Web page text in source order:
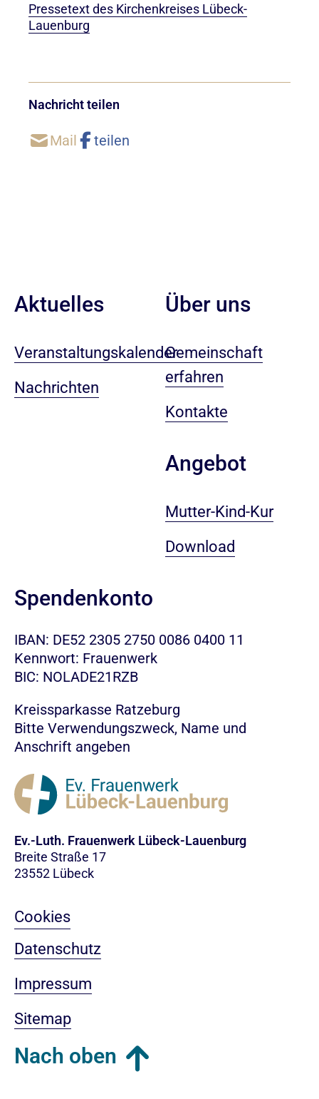
Pressetext des Kirchenkreises Lübeck-
Lauenburg
Nachricht teilen
Aktuelles
Veranstaltungskalender
Nachrichten
Über uns
Gemeinschaft
erfahren
Kontakte
Angebot
Mutter-Kind-Kur
Download
Spendenkonto
IBAN: DE52 2305 2750 0086 0400 11
Kennwort: Frauenwerk
BIC: NOLADE21RZB
Kreissparkasse Ratzeburg
Bitte Verwendungszweck, Name und
Anschrift angeben
Ev.-Luth. Frauenwerk Lübeck-Lauenburg
Breite Straße 17
23552 Lübeck
Cookies
Datenschutz
Impressum
Sitemap
Nach oben